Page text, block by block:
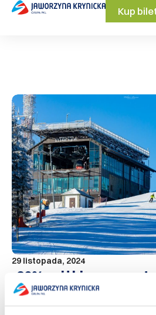
Kup
29 listopada, 2024
-30% zniżki na
Promocja trwa
Gotowi na otwarcie sezonu zima